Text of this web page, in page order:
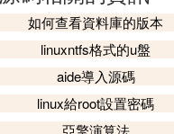
化將原本抽象的數據以
配合炫酷的動效，讓
千言。
如何查看資料庫的版本
linuxntfs格式的u盤
aide導入源碼
linux給root設置密碼
亞擎演算法